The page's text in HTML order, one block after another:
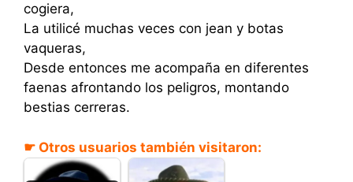
cogiera,
La utilicé muchas veces con jean y botas
vaqueras,
Desde entonces me acompaña en diferentes
faenas afrontando los peligros, montando
bestias cerreras.
☛ Otros usuarios también visitaron: